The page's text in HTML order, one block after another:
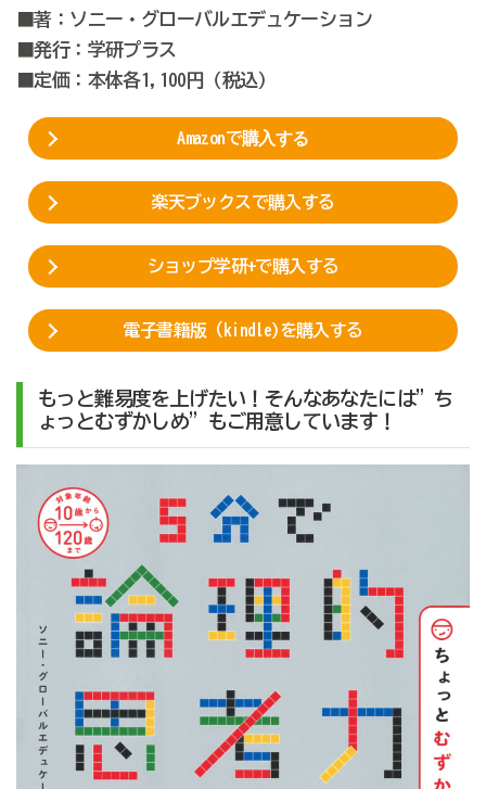
■著：ソニー・グローバルエデュケーション
■発行：学研プラス
■定価：本体各1,100円（税込）
Amazonで購入する
楽天ブックスで購入する
ショップ学研+で購入する
電子書籍版（kindle)を購入する
もっと難易度を上げたい！そんなあなたには”ち
ょっとむずかしめ”もご用意しています！